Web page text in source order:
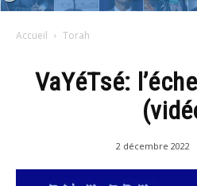
Accueil Torah
VaYéTsé:
2 décembre 2022